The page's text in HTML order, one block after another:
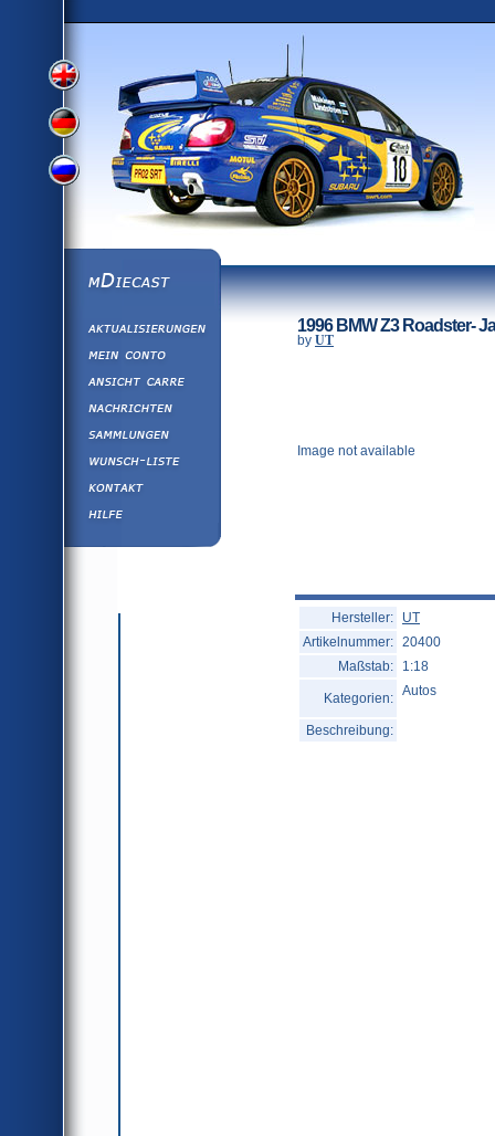
View
Version
View
German
Version
Russian
Version
mDiecast
Wunsch-Liste
1996 BMW Z3 Roadster-
by UT
Image not available
Hersteller:
UT
Artikelnummer: 20400
Maßstab:
1:18
Kategorien: Autos
Beschreibung: